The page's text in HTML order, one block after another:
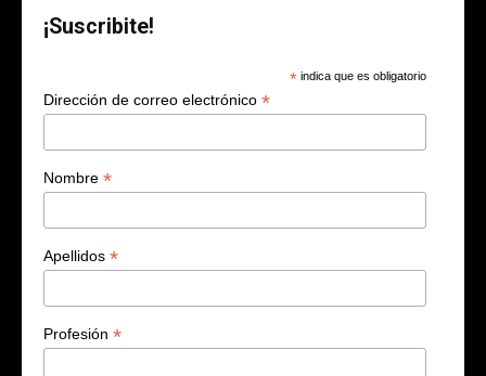
¡Suscribite!
* indica que es obligatorio
Dirección de correo electrónico *
Nombre *
Apellidos *
Profesión *